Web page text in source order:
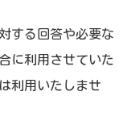
する回答や必要な
に利用させていた
利用いたしませ